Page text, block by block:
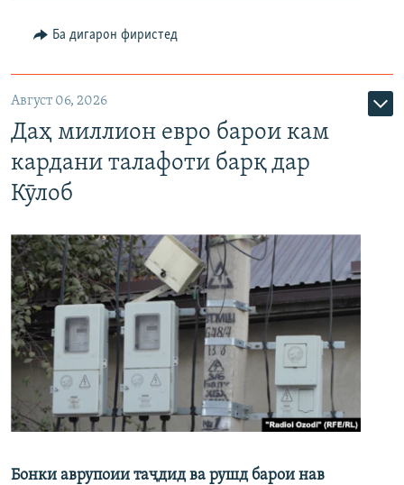
Ба дигарон фиристед
Август 06, 2026
Даҳ миллион евро барои кам
кардани талафоти барқ дар
Кӯлоб
Бонки аврупоии таҷдид ва рушд барои нав